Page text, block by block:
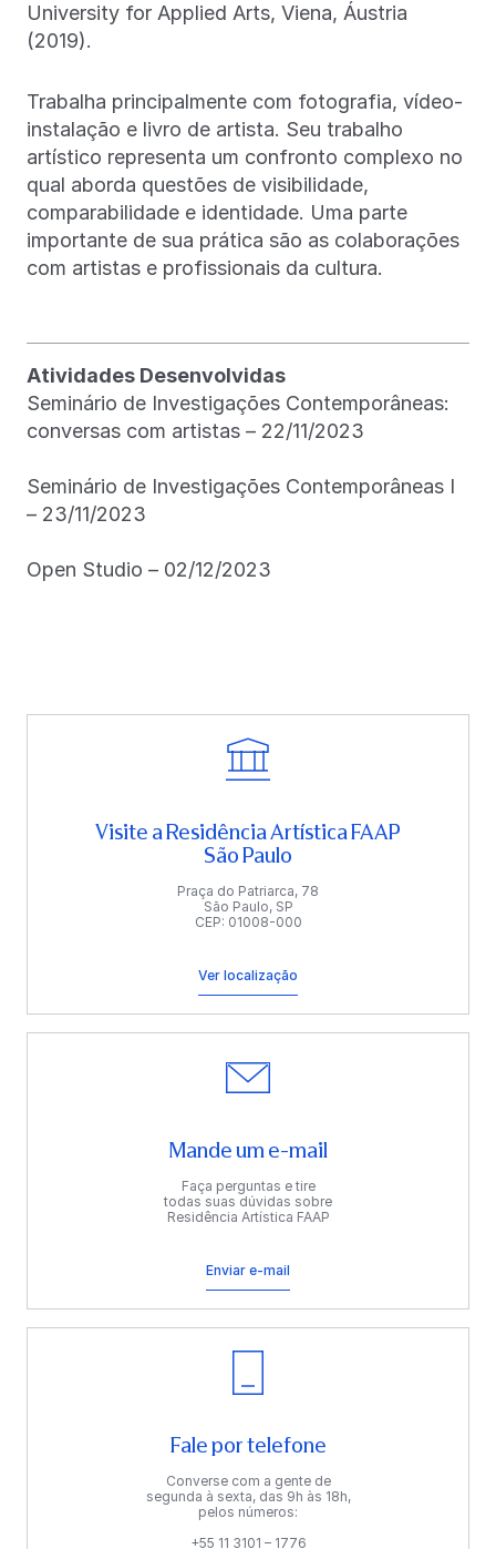
University for Applied Arts, Viena, Áustria
(2019).
Trabalha principalmente com fotografia, vídeo-
instalação e livro de artista. Seu trabalho
artístico representa um confronto complexo no
qual aborda questões de visibilidade,
comparabilidade e identidade. Uma parte
importante de sua prática são as colaborações
com artistas e profissionais da cultura.
Atividades Desenvolvidas
Seminário de Investigações Contemporâneas:
conversas com artistas – 22/11/2023
Seminário de Investigações Contemporâneas I
– 23/11/2023
Open Studio – 02/12/2023
Visite a Residência Artística FAAP
São Paulo
Praça do Patriarca, 78
São Paulo, SP
CEP: 01008-000
Ver localização
Mande um e-mail
Faça perguntas e tire
todas suas dúvidas sobre
Residência Artística FAAP
Enviar e-mail
Fale por telefone
Converse com a gente de
segunda à sexta, das 9h às 18h,
pelos números:
+55 11 3101 – 1776